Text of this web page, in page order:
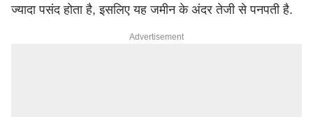
ज्यादा पसंद होता है, इसलिए यह जमीन के अंदर तेजी से पनपती है.
Advertisement